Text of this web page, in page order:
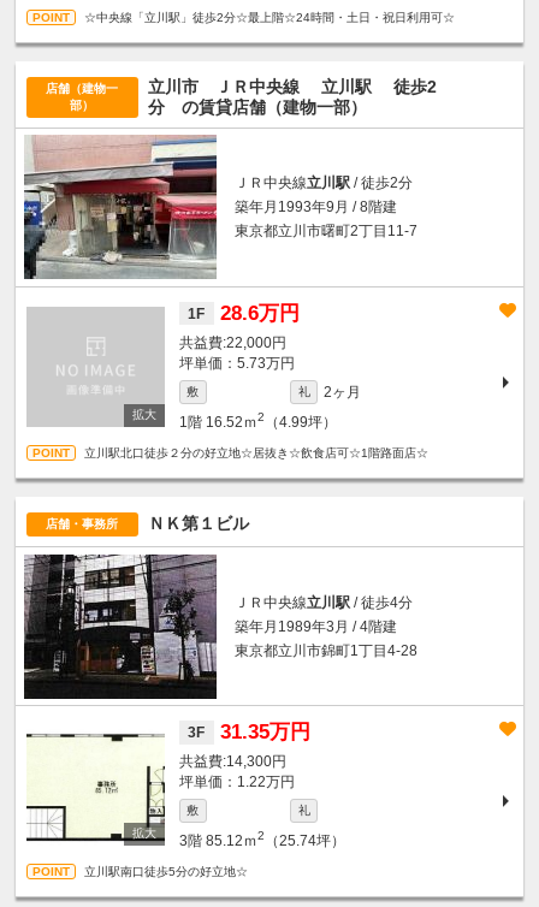
☆中央線「立川駅」徒歩2分☆最上階☆24時間・土日・祝日利用可☆
店舗（建物一
部）
立川市 ＪＲ中央線 立川駅
徒歩2
分 の賃貸店舗（建物一部）
ＪＲ中央線立川駅 / 徒歩2分
築年月1993年9月 / 8階建
東京都立川市曙町2丁目11-7
1F 28.6万円
22,000円
坪単価：5.73万円
敷 礼
2ヶ月
1階 16.52ｍ2 （4.99坪）
立川駅北口徒歩２分の好立地☆居抜き☆飲食店可☆1階路面店☆
店舗・事務所 ＮＫ第１ビル
ＪＲ中央線立川駅 / 徒歩4分
築年月1989年3月 / 4階建
東京都立川市錦町1丁目4-28
3F 31.35万円
14,300円
坪単価：1.22万円
敷 礼
3階 85.12ｍ2 （25.74坪）
立川駅南口徒歩5分の好立地☆